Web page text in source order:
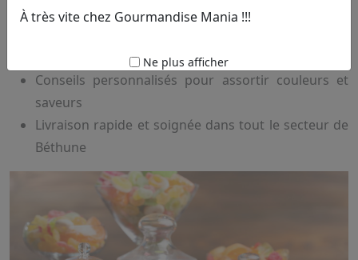
À très vite chez Gourmandise Mania !!!
Ne plus afficher
originale (montages bonbons mariage Béthune
toopers décoration mariage Béthune
Conseils personnalisés pour assortir couleurs et
saveurs
Livraison rapide et soignée dans tout le secteur de
Béthune